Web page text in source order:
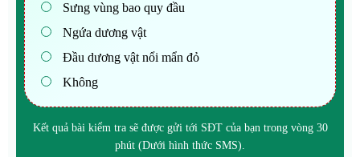
Sưng vùng bao quy đầu
Ngứa dương vật
Đầu dương vật nổi mẩn đỏ
Không
Kết quả bài kiểm tra sẽ được gửi tới SĐT của bạn trong vòng 30
phút (Dưới hình thức SMS).